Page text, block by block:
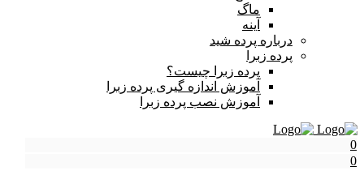
ماگ
آینه
درباره پرده شید
پرده زبرا
پرده زبرا چیست؟
آموزش اندازه گیری پرده زبرا
آموزش نصب پرده زبرا
0
0